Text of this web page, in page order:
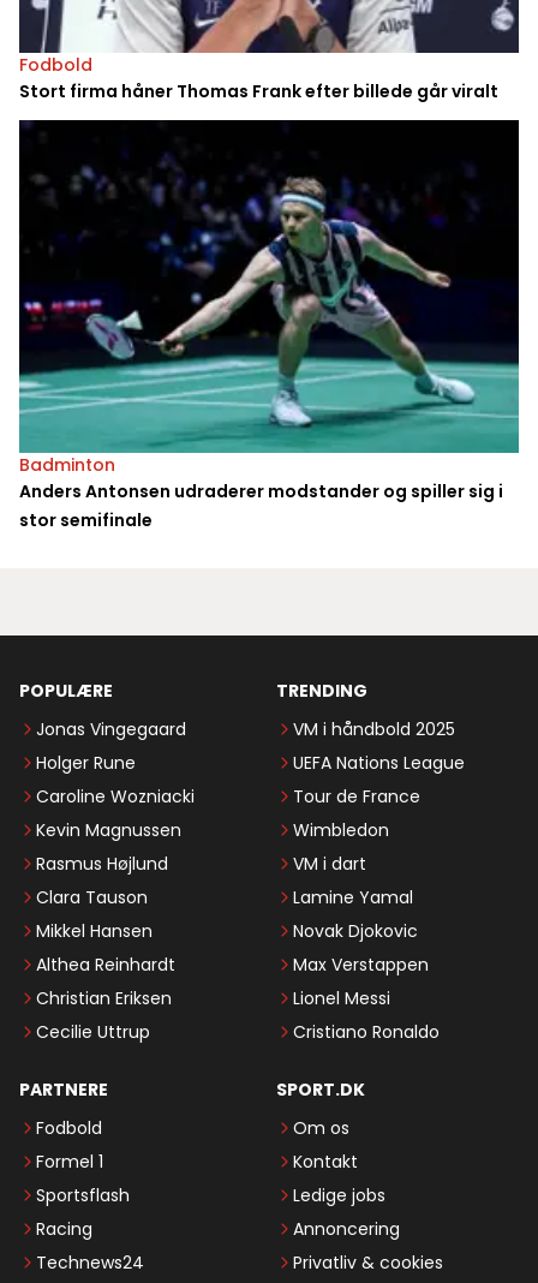
Fodbold
Stort firma håner Thomas Frank efter billede går viralt
Badminton
Anders Antonsen udraderer modstander og spiller sig i
stor semifinale
POPULÆRE
Jonas Vingegaard
Holger Rune
Caroline Wozniacki
Kevin Magnussen
Rasmus Højlund
Clara Tauson
Mikkel Hansen
Althea Reinhardt
Christian Eriksen
Cecilie Uttrup
TRENDING
VM i håndbold 2025
UEFA Nations League
Tour de France
Wimbledon
VM i dart
Lamine Yamal
Novak Djokovic
Max Verstappen
Lionel Messi
Cristiano Ronaldo
PARTNERE
Fodbold
Formel 1
Sportsflash
Racing
Technews24
SPORT.DK
Om os
Kontakt
Ledige jobs
Annoncering
Privatliv & cookies